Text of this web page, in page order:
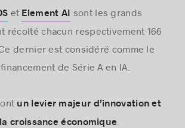
et Element AI sont les grands
récolté chacun respectivement 166
dernier est considéré comme le
de Série A en IA.
un levier majeur d’innovation et
croissance économique